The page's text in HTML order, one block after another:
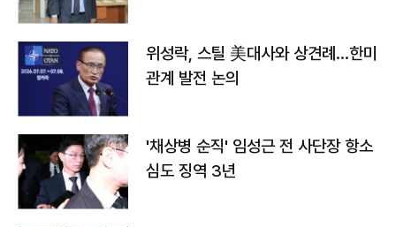
위성락, 스틸 美대사와 상견례…한미
관계 발전 논의
'채상병 순직' 임성근 전 사단장 항소
심도 징역 3년